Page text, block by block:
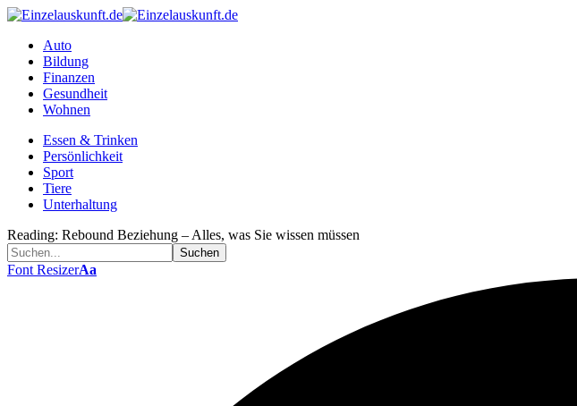
Auto
Bildung
Finanzen
Gesundheit
Wohnen
Essen & Trinken
Persönlichkeit
Sport
Tiere
Unterhaltung
Reading: Rebound Beziehung – Alles, was Sie wissen müssen
Font ResizerAa